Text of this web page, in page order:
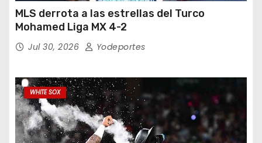
MLS derrota a las estrellas del Turco
Mohamed Liga MX 4-2
Jul 30, 2026 Yodeportes
WHITE SOX